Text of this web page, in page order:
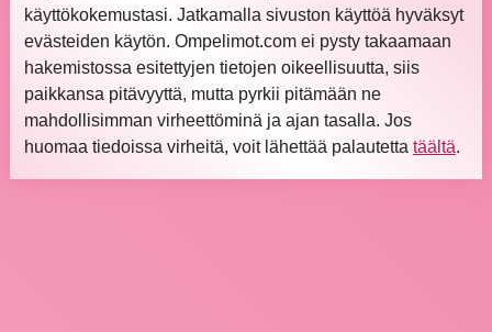
käyttökokemustasi. Jatkamalla sivuston käyttöä hyväksyt
evästeiden käytön. Ompelimot.com ei pysty takaamaan
hakemistossa esitettyjen tietojen oikeellisuutta, siis
paikkansa pitävyyttä, mutta pyrkii pitämään ne
mahdollisimman virheettöminä ja ajan tasalla. Jos
huomaa tiedoissa virheitä, voit lähettää palautetta täältä.